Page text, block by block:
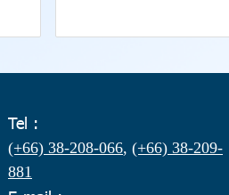
Tel :
(+66) 38-208-066, (+66) 38-209-
881